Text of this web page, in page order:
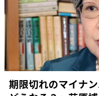
期限切れのマイナ